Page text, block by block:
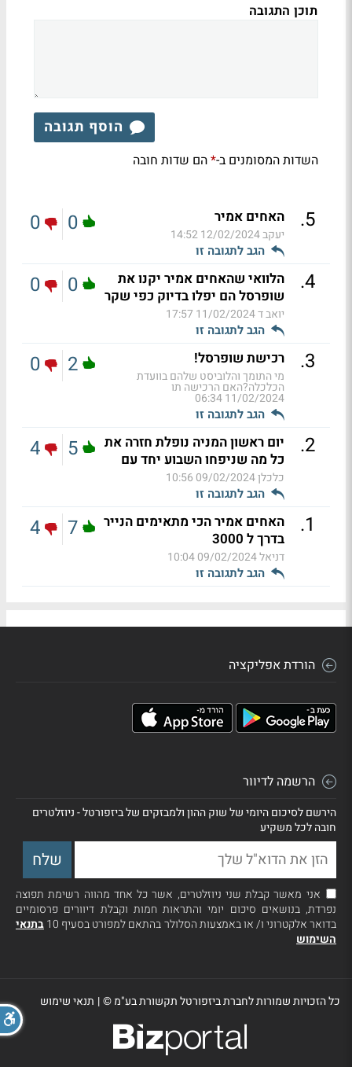
תוכן התגובה
הוסף תגובה
השדות המסומנים ב-*הם שדות חובה
5
. האחים אמיר
יעקב12/02/2024 14:52
הגב לתגובה זו
0
0
4
.
הלוואי שהאחים אמיר יקנו את
שופרסל הם יפלו בדיוק כפי שקר
יואב ד11/02/2024 17:57
הגב לתגובה זו
0
0
3
. רכישת שופרסל!
מי התומך והלוביסט שלהם בוועדת
הכלכלה?האם הרכישה תו
11/02/2024 06:34
הגב לתגובה זו
2
0
2
.
יום ראשון המניה נופלת חזרה את
כל מה שניפחו השבוע יחד עם
כלכלן09/02/2024 10:56
הגב לתגובה זו
5
4
1
.
האחים אמיר הכי מתאימים הנייר
בדרך ל 3000
דניאל09/02/2024 10:04
הגב לתגובה זו
7
4
הורדת אפליקציה
הרשמה לדיוור
הירשם לסיכום היומי של שוק ההון ולמבזקים של ביזפורטל - ניוזלטרים
חובה לכל משקיע
אני מאשר קבלת שני ניוזלטרים, אשר כל אחד מהווה רשימת תפוצה
נפרדת, בנושאים סיכום יומי והתראות חמות וקבלת דיוורים פרסומיים
בדואר אלקטרוני ו/ או באמצעות הסלולר בהתאם למפורט בסעיף 10
בתנאי
השימוש
כל הזכויות שמורות לחברת ביזפורטל תקשורת בע"מ ©| תנאי שימוש